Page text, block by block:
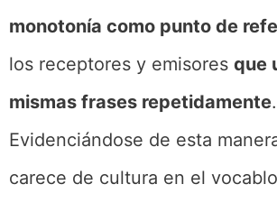
monotonía como punto de
los receptores y emisores que
mismas frases repetidamente.
Evidenciándose de esta
carece de cultura en el